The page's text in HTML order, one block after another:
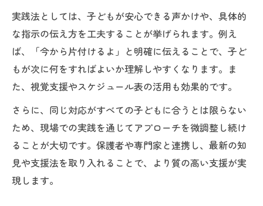
実践法としては、子どもが安心できる声かけや、具体的
な指示の伝え方を工夫することが挙げられます。例え
ば、「今から片付けるよ」と明確に伝えることで、子ど
もが次に何をすればよいか理解しやすくなります。ま
た、視覚支援やスケジュール表の活用も効果的です。
さらに、同じ対応がすべての子どもに合うとは限らない
ため、現場での実践を通じてアプローチを微調整し続け
ることが大切です。保護者や専門家と連携し、最新の知
見や支援法を取り入れることで、より質の高い支援が実
現します。